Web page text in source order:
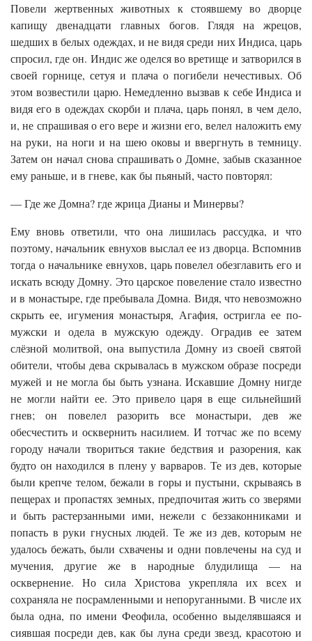
Повели жертвенных животных к стоявшему во дворце
капищу двенадцати главных богов. Глядя на жрецов,
шедших в белых одеждах, и не видя среди них Индиса, царь
спросил, где он. Индис же оделся во вретище и затворился в
своей горнице, сетуя и плача о погибели нечестивых. Об
этом возвестили царю. Немедленно вызвав к себе Индиса и
видя его в одеждах скорби и плача, царь понял, в чем дело,
и, не спрашивая о его вере и жизни его, велел наложить ему
на руки, на ноги и на шею оковы и ввергнуть в темницу.
Затем он начал снова спрашивать о Домне, забыв сказанное
ему раньше, и в гневе, как бы пьяный, часто повторял:
— Где же Домна? где жрица Дианы и Минервы?
Ему вновь ответили, что она лишилась рассудка, и что
поэтому, начальник евнухов выслал ее из дворца. Вспомнив
тогда о начальнике евнухов, царь повелел обезглавить его и
искать всюду Домну. Это царское повеление стало известно
и в монастыре, где пребывала Домна. Видя, что невозможно
скрыть ее, игумения монастыря, Агафия, остригла ее по-
мужски и одела в мужскую одежду. Оградив ее затем
слёзной молитвой, она выпустила Домну из своей святой
обители, чтобы дева скрывалась в мужском образе посреди
мужей и не могла бы быть узнана. Искавшие Домну нигде
не могли найти ее. Это привело царя в еще сильнейший
гнев; он повелел разорить все монастыри, дев же
обесчестить и осквернить насилием. И тотчас же по всему
городу начали твориться такие бедствия и разорения, как
будто он находился в плену у варваров. Те из дев, которые
были крепче телом, бежали в горы и пустыни, скрываясь в
пещерах и пропастях земных, предпочитая жить со зверями
и быть растерзанными ими, нежели с беззаконниками и
попасть в руки гнусных людей. Те же из дев, которым не
удалось бежать, были схвачены и одни повлечены на суд и
мучения, другие же в народные блудилища — на
осквернение. Но сила Христова укрепляла их всех и
сохраняла не посрамленными и непоруганными. В числе их
была одна, по имени Феофила, особенно выделявшаяся и
сиявшая посреди дев, как бы луна среди звезд, красотою и